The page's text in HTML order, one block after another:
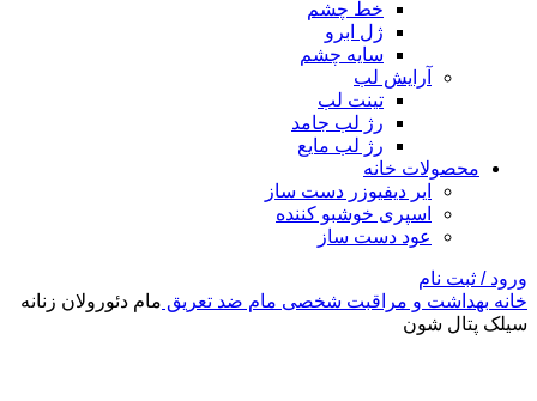
خط چشم
ژل ابرو
سایه چشم
آرایش لب
تینت لب
رژ لب جامد
رژ لب مایع
محصولات خانه
ایر دیفیوزر دست ساز
اسپری خوشبو کننده
عود دست ساز
ورود / ثبت نام
خانه بهداشت و مراقبت شخصی مام ضد تعریق مام دئورولان زنانه
سیلک پتال شون